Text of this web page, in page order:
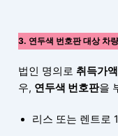
3. 연두색 번호판 대상 차량
법인 명의로 취득가
우, 연두색 번호판을
리스 또는 렌트로